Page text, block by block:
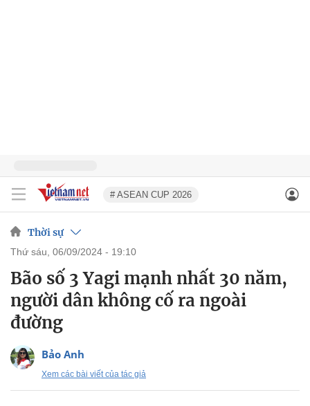
# ASEAN CUP 2026
Thời sự
thứ sáu, 06/09/2024 - 19:10
Bão số 3 Yagi mạnh nhất 30 năm,
người dân không cố ra ngoài
đường
Bảo Anh
Xem các bài viết của tác giả